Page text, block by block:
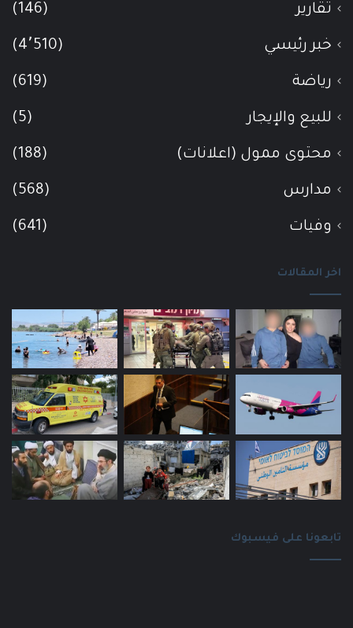
تقارير (146)
خبر رئيسي (4٬510)
رياضة (619)
للبيع والإيجار (5)
محتوى ممول (اعلانات) (188)
مدارس (568)
وفيات (641)
اخر المقالات
تابعونا على فيسبوك